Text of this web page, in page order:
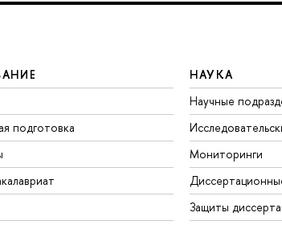
подготовка
НАУКА
Научные
Мониторинги
Защиты